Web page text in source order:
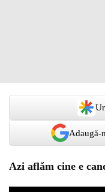
Adaugă-
Azi aflăm cine e